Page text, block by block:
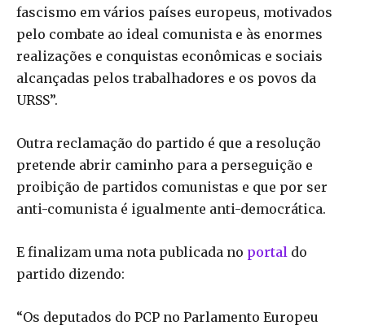
fascismo em vários países europeus, motivados
pelo combate ao ideal comunista e às enormes
realizações e conquistas econômicas e sociais
alcançadas pelos trabalhadores e os povos da
URSS”.
Outra reclamação do partido é que a resolução
pretende abrir caminho para a perseguição e
proibição de partidos comunistas e que por ser
anti-comunista é igualmente anti-democrática.
E finalizam uma nota publicada no portal do
partido dizendo:
“Os deputados do PCP no Parlamento Europeu